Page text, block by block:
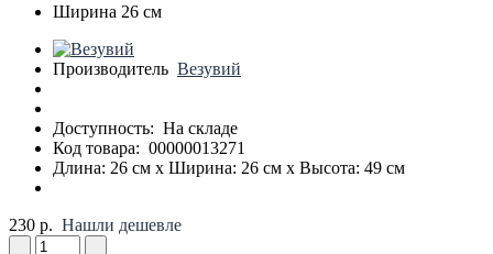
Ширина 26 см
Производитель Везувий
Доступность: На складе
Код товара: 00000013271
Длина: 26 см x Ширина: 26 см x Высота: 49 см
230 р. Нашли дешевле